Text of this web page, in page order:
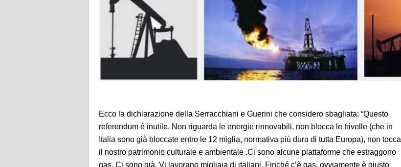
Ecco la dichiarazione della Serracchiani e Guerini che considero sbagliata: “Questo
referendum è inutile. Non riguarda le energie rinnovabili, non blocca le trivelle (che in
Italia sono già bloccate entro le 12 miglia, normativa più dura di tutta Europa), non tocca
il nostro patrimonio culturale e ambientale .Ci sono alcune piattaforme che estraggono
gas. Ci sono già. Vi lavorano migliaia di italiani. Finché c’è gas, ovviamente è giusto